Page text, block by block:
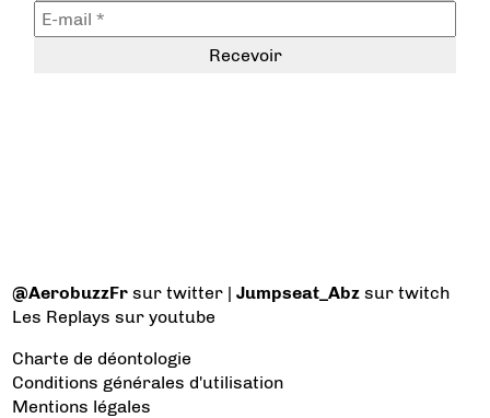
@AerobuzzFr sur twitter |Jumpseat_Abz sur twitch
Les Replays sur youtube
Charte de déontologie
Conditions générales d'utilisation
Mentions légales